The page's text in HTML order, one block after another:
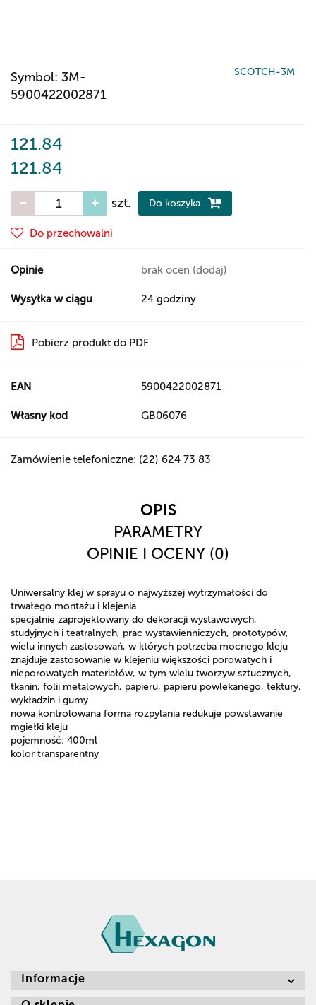
Symbol: 3M-
5900422002871
SCOTCH-3M
121.84
121.84
szt. Do koszyka
Do przechowalni
Opinie brak ocen (dodaj)
Wysyłka w ciągu 24 godziny
Pobierz produkt do PDF
EAN 5900422002871
Własny kod GB06076
Zamówienie telefoniczne: (22) 624 73 83
OPIS
PARAMETRY
OPINIE I OCENY (0)
Uniwersalny klej w sprayu o najwyższej wytrzymałości do
trwałego montażu i klejenia
specjalnie zaprojektowany do dekoracji wystawowych,
studyjnych i teatralnych, prac wystawienniczych, prototypów,
wielu innych zastosowań, w których potrzeba mocnego kleju
znajduje zastosowanie w klejeniu większości porowatych i
nieporowatych materiałów, w tym wielu tworzyw sztucznych,
tkanin, folii metalowych, papieru, papieru powlekanego, tektury,
wykładzin i gumy
nowa kontrolowana forma rozpylania redukuje powstawanie
mgiełki kleju
pojemność: 400ml
kolor transparentny
Informacje